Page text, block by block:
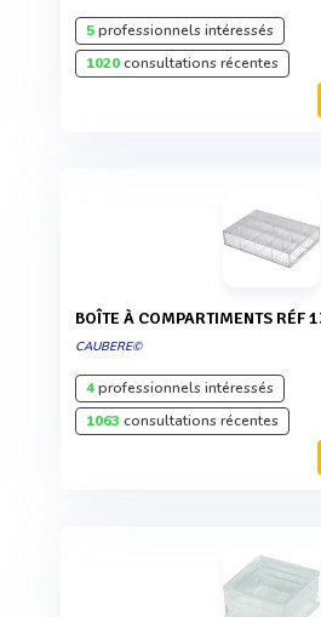
5professionnels intéressés
1020consultations récentes
BOÎTE À COMPARTIMENTS RÉF
CAUBERE©
4professionnels intéressés
1063 consultations récentes